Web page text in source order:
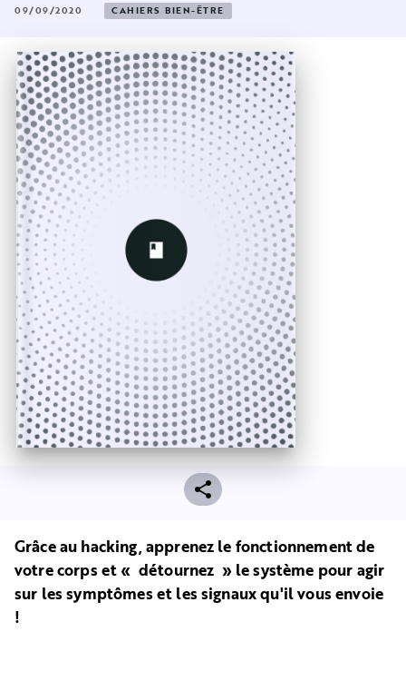
09/09/2020 CAHIERS BIEN-ÊTRE
Grâce au hacking, apprenez le fonctionnement de
votre corps et « détournez » le système pour agir
sur les symptômes et les signaux qu'il vous envoie
!